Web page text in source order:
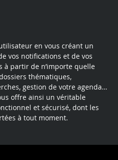
en vous créant un
vos notifications et de vos
à partir de n’importe quelle
thématiques,
gestion de votre agenda…
offre ainsi un véritable
et sécurisé, dont les
à tout moment.